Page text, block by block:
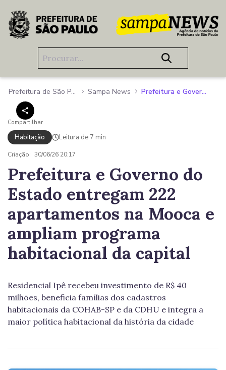
Pular para o Conteúdo principal
Prefeitura de São Paulo Sampa News Prefeitura e Governo do Estado entregam 222 apartamentos na Mooca e ampliam programa habitacional da capital
Compartilhar
Habitação Leitura de 7 min
Criação: 30/06/26 20:17
Prefeitura e Governo do
Estado entregam 222
apartamentos na Mooca e
ampliam programa
habitacional da capital
Residencial Ipê recebeu investimento de R$ 40
milhões, beneficia famílias dos cadastros
habitacionais da COHAB-SP e da CDHU e integra a
maior política habitacional da história da cidade